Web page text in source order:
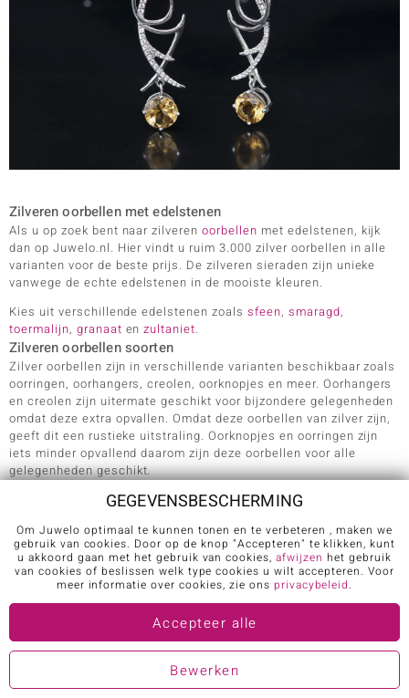
Zilveren oorbellen met edelstenen
Als u op zoek bent naar zilverenoorbellen met edelstenen, kijk
dan op Juwelo.nl. Hier vindt u ruim 3.000 zilver oorbellen in alle
varianten voor de beste prijs. De zilveren sieraden zijn unieke
vanwege de echte edelstenen in de mooiste kleuren.
Kies uit verschillende edelstenen zoalssfeen, smaragd,
toermalijn, granaat enzultaniet.
Zilveren oorbellen soorten
Zilver oorbellen zijn in verschillende varianten beschikbaar zoals
oorringen, oorhangers, creolen, oorknopjes en meer. Oorhangers
en creolen zijn uitermate geschikt voor bijzondere gelegenheden
omdat deze extra opvallen. Omdat deze oorbellen van zilver zijn,
geeft dit een rustieke uitstraling. Oorknopjes en oorringen zijn
iets minder opvallend daarom zijn deze oorbellen voor alle
gelegenheden geschikt.
Zoekt u een mooi cadeautje? Kijk dan in de zilver oorbellen
collectie. Hier kunt u al oorbellen kopen met echte edelstenen
vanaf 19 euro. Bovendien krijgt u bij een nieuwe bestelling een
edelsteenboek cadeau.
GEGEVENSBESCHERMING
Om Juwelo optimaal te kunnen tonen en te verbeteren , maken we
gebruik van cookies. Door op de knop "Accepteren" te klikken, kunt
u akkoord gaan met het gebruik van cookies,afwijzen het gebruik
van cookies of beslissen welk type cookies u wilt accepteren. Voor
meer informatie over cookies, zie ons privacybeleid.
Accepteer alle
Bewerken